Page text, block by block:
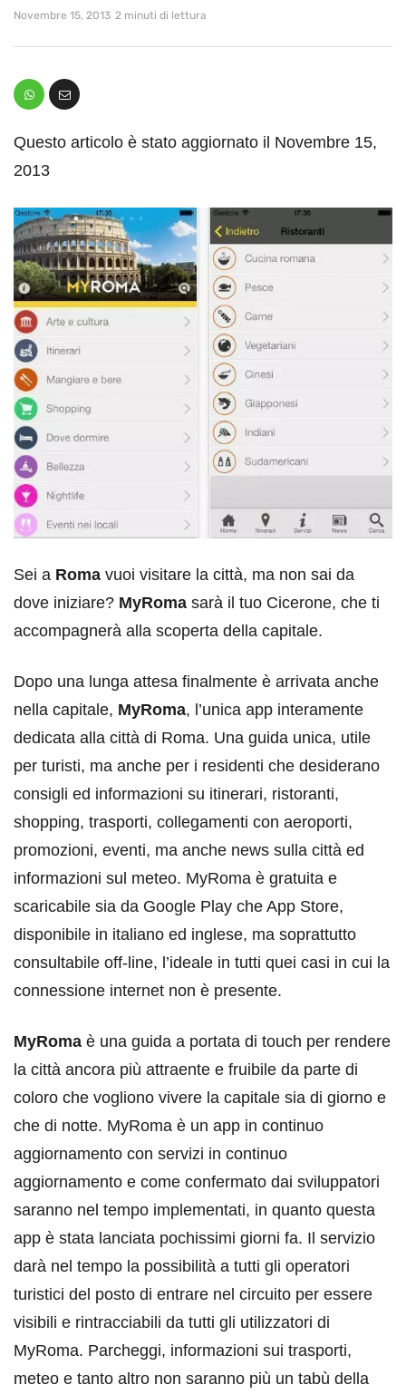
Novembre 15, 2013 2 minuti di lettura
Questo articolo è stato aggiornato il Novembre 15,
2013
Sei a Roma vuoi visitare la città, ma non sai da
dove iniziare? MyRoma sarà il tuo Cicerone, che ti
accompagnerà alla scoperta della capitale.
Dopo una lunga attesa finalmente è arrivata anche
nella capitale, MyRoma, l’unica app interamente
dedicata alla città di Roma. Una guida unica, utile
per turisti, ma anche per i residenti che desiderano
consigli ed informazioni su itinerari, ristoranti,
shopping, trasporti, collegamenti con aeroporti,
promozioni, eventi, ma anche news sulla città ed
informazioni sul meteo. MyRoma è gratuita e
scaricabile sia da Google Play che App Store,
disponibile in italiano ed inglese, ma soprattutto
consultabile off-line, l’ideale in tutti quei casi in cui la
connessione internet non è presente.
MyRoma è una guida a portata di touch per rendere
la città ancora più attraente e fruibile da parte di
coloro che vogliono vivere la capitale sia di giorno e
che di notte. MyRoma è un app in continuo
aggiornamento con servizi in continuo
aggiornamento e come confermato dai sviluppatori
saranno nel tempo implementati, in quanto questa
app è stata lanciata pochissimi giorni fa. Il servizio
darà nel tempo la possibilità a tutti gli operatori
turistici del posto di entrare nel circuito per essere
visibili e rintracciabili da tutti gli utilizzatori di
MyRoma. Parcheggi, informazioni sui trasporti,
meteo e tanto altro non saranno più un tabù della